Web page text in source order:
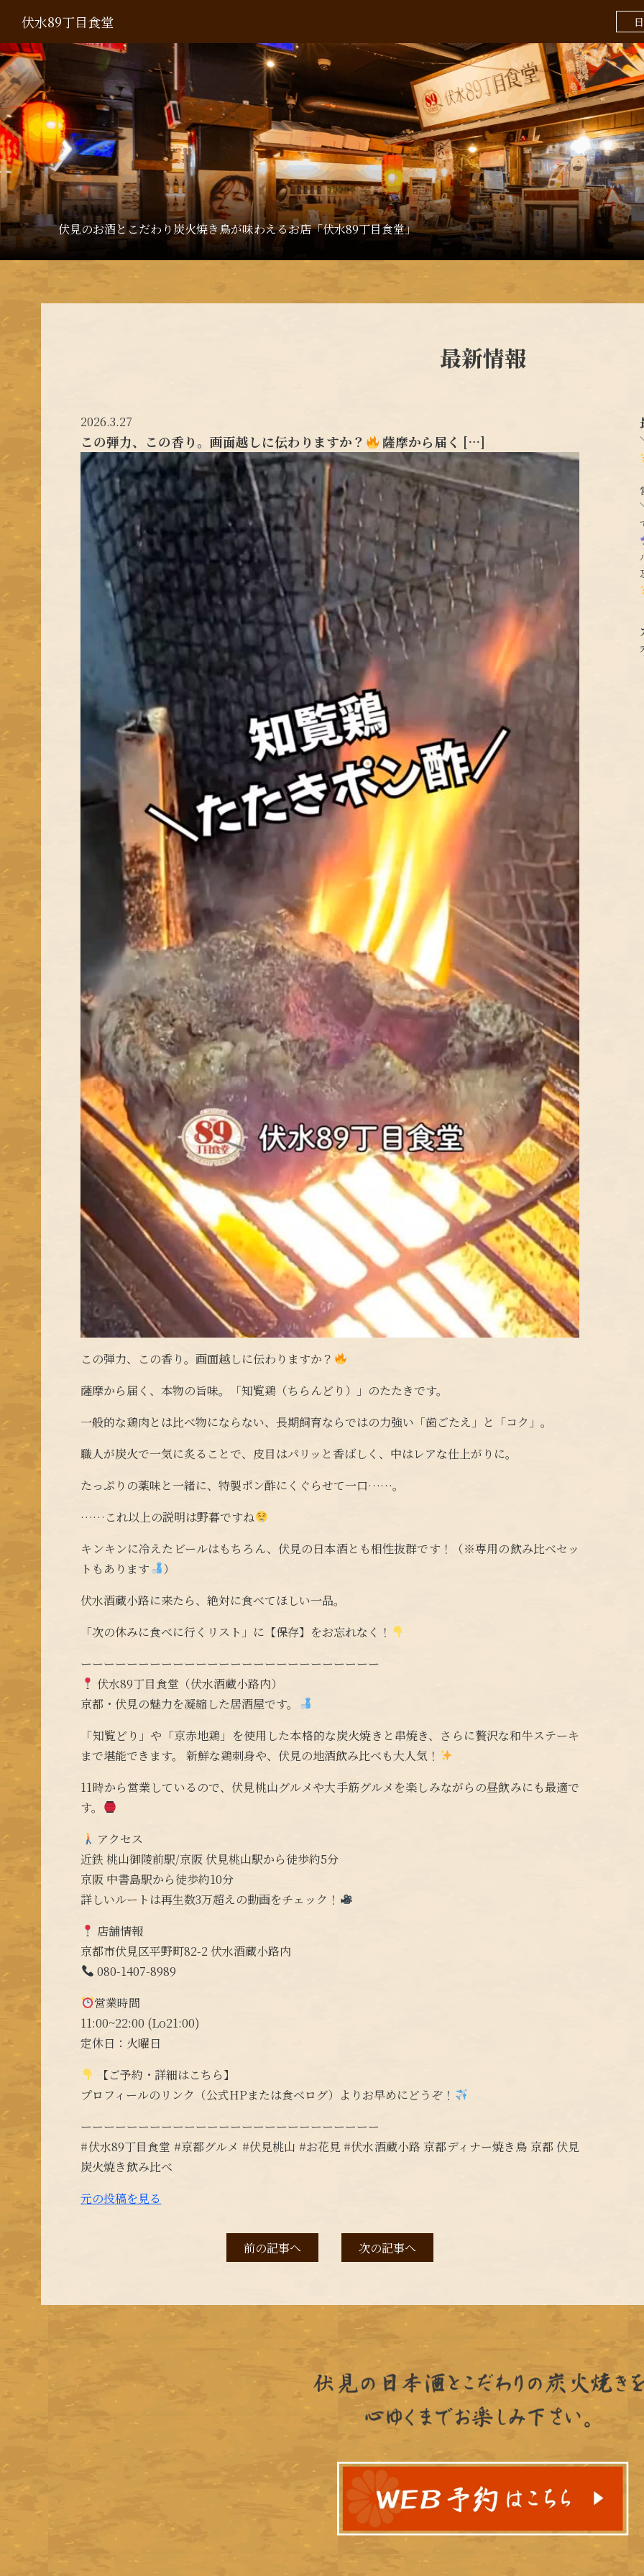
伏水89丁目食堂
伏見のお酒とこだわり炭火焼き鳥が味わえるお店「伏水89丁目食堂」
最新情報
2026.3.27
この弾力、この香り。画面越しに伝わりますか？ 薩摩から届く […]
この弾力、この香り。画面越しに伝わりますか？
薩摩から届く、本物の旨味。「知覧鶏（ちらんどり）」のたたきです。
一般的な鶏肉とは比べ物にならない、長期飼育ならではの力強い「歯ごたえ」と「コク」。
職人が炭火で一気に炙ることで、皮目はパリッと香ばしく、中はレアな仕上がりに。
たっぷりの薬味と一緒に、特製ポン酢にくぐらせて一口……。
……これ以上の説明は野暮ですね
キンキンに冷えたビールはもちろん、伏見の日本酒とも相性抜群です！（※専用の飲み比べセッ
トもあります
）
伏水酒蔵小路に来たら、絶対に食べてほしい一品。
「次の休みに食べに行くリスト」に【保存】をお忘れなく！
ーーーーーーーーーーーーーーーーーーーーーーーーーー
伏水89丁目食堂（伏水酒蔵小路内）
京都・伏見の魅力を凝縮した居酒屋です。
「知覧どり」や「京赤地鶏」を使用した本格的な炭火焼きと串焼き、さらに贅沢な和牛ステーキ
まで堪能できます。 新鮮な鶏刺身や、伏見の地酒飲み比べも大人気！
11時から営業しているので、伏見桃山グルメや大手筋グルメを楽しみながらの昼飲みにも最適で
す。
アクセス
近鉄 桃山御陵前駅/京阪 伏見桃山駅から徒歩約5分
京阪 中書島駅から徒歩約10分
詳しいルートは再生数3万超えの動画をチェック！
店舗情報
京都市伏見区平野町82-2 伏水酒蔵小路内
080-1407-8989
営業時間
11:00~22:00 (Lo21:00)
定休日：火曜日
【ご予約・詳細はこちら】
プロフィールのリンク（公式HPまたは食べログ）よりお早めにどうぞ！
ーーーーーーーーーーーーーーーーーーーーーーーーーー
#伏水89丁目食堂 #京都グルメ #伏見桃山 #お花見 #伏水酒蔵小路 京都ディナー焼き鳥 京都 伏見
炭火焼き飲み比べ
元の投稿を見る
前の記事へ 次の記事へ